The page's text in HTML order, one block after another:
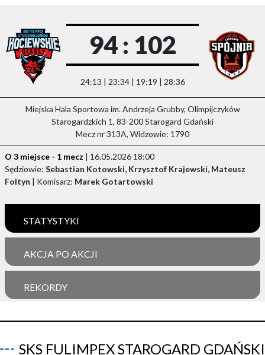
94 : 102
24:13 | 23:34 | 19:19 | 28:36
Miejska Hala Sportowa im. Andrzeja Grubby, Olimpijczyków
Starogardzkich 1, 83-200 Starogard Gdański
Mecz nr 313A, Widzowie: 1790
O 3 miejsce - 1 mecz | 16.05.2026 18:00
Sędziowie: Sebastian Kotowski, Krzysztof Krajewski, Mateusz
Foltyn | Komisarz: Marek Gotartowski
STATYSTYKI
AKCJA PO AKCJI
REKORDY
SKS FULIMPEX STAROGARD GDAŃSKI